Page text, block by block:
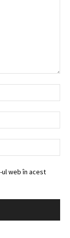
ul web în acest